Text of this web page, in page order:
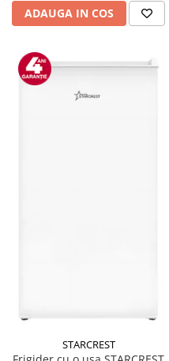
ADAUGA IN COS
STARCREST